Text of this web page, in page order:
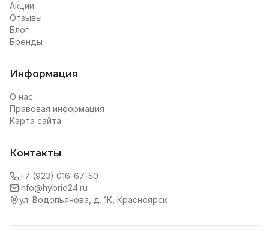
Акции
Отзывы
Блог
Бренды
Информация
О нас
Правовая информация
Карта сайта
Контакты
+7 (923) 016-67-50
info@hybrid24.ru
ул. Водопьянова, д. 1К, Красноярск